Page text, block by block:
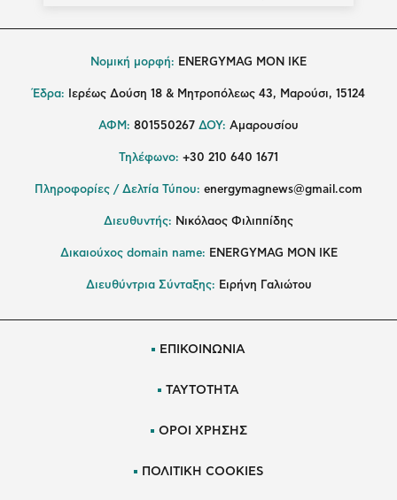
Νομική μορφή: ENERGYMAG MON IKE
Έδρα: Ιερέως Δούση 18 & Μητροπόλεως 43, Μαρούσι, 15124
ΑΦΜ: 801550267 ΔΟΥ: Αμαρουσίου
Τηλέφωνο: +30 210 640 1671
Πληροφορίες / Δελτία Τύπου: energymagnews@gmail.com
Διευθυντής: Νικόλαος Φιλιππίδης
Δικαιούχος domain name: ENERGYMAG ΜΟΝ ΙΚΕ
Διευθύντρια Σύνταξης: Ειρήνη Γαλιώτου
ΕΠΙΚΟΙΝΩΝΙΑ
ΤΑΥΤΟΤΗΤΑ
ΟΡΟΙ ΧΡΗΣΗΣ
ΠΟΛΙΤΙΚΗ COOKIES